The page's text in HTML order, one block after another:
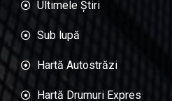
Ultimele Știri
Sub lupă
Hartă Autostrăzi
Hartă Drumuri Expres